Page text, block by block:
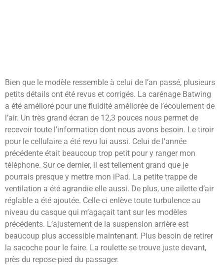
Bien que le modèle ressemble à celui de l’an passé, plusieurs
petits détails ont été revus et corrigés. La carénage Batwing
a été amélioré pour une fluidité améliorée de l’écoulement de
l’air. Un très grand écran de 12,3 pouces nous permet de
recevoir toute l’information dont nous avons besoin. Le tiroir
pour le cellulaire a été revu lui aussi. Celui de l’année
précédente était beaucoup trop petit pour y ranger mon
téléphone. Sur ce dernier, il est tellement grand que je
pourrais presque y mettre mon iPad. La petite trappe de
ventilation a été agrandie elle aussi. De plus, une ailette d’air
réglable a été ajoutée. Celle-ci enlève toute turbulence au
niveau du casque qui m’agaçait tant sur les modèles
précédents. L’ajustement de la suspension arrière est
beaucoup plus accessible maintenant. Plus besoin de retirer
la sacoche pour le faire. La roulette se trouve juste devant,
près du repose-pied du passager.